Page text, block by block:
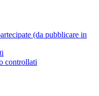
(da pubblicare in
controllati